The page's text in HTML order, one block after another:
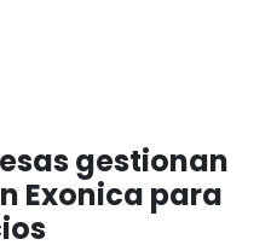
gestionan
Exonica para